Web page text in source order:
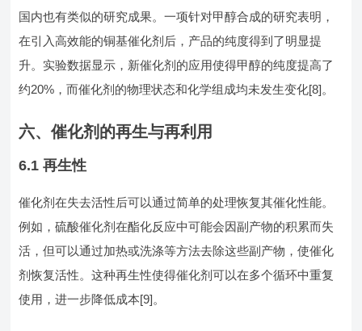
国内也有类似的研究成果。一项针对甲醇合成的研究表明，
在引入高效能的铜基催化剂后，产品的纯度得到了明显提
升。实验数据显示，新催化剂的应用使得甲醇的纯度提高了
约20%，而催化剂的物理状态和化学组成均未发生变化[8]。
六、催化剂的再生与再利用
6.1 再生性
催化剂在失去活性后可以通过简单的处理恢复其催化性能。
例如，硫酸催化剂在酯化反应中可能会因副产物的积累而失
活，但可以通过加热或洗涤等方法去除这些副产物，使催化
剂恢复活性。这种再生性使得催化剂可以在多个循环中重复
使用，进一步降低成本[9]。